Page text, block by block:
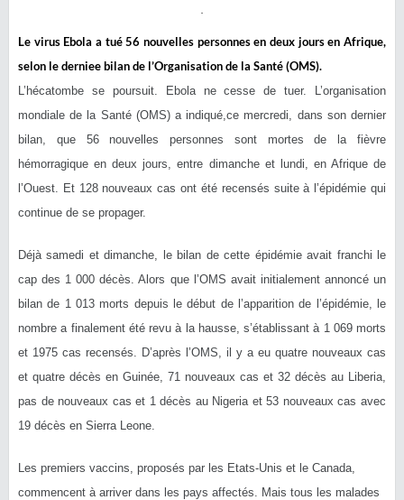
Le virus Ebola a tué 56 nouvelles personnes en deux jours en Afrique,
selon le derniee bilan de l’Organisation de la Santé (OMS).
L’hécatombe se poursuit. Ebola ne cesse de tuer. L’organisation
mondiale de la Santé (OMS) a indiqué,ce mercredi, dans son dernier
bilan, que 56 nouvelles personnes sont mortes de la fièvre
hémorragique en deux jours, entre dimanche et lundi, en Afrique de
l’Ouest. Et 128 nouveaux cas ont été recensés suite à l’épidémie qui
continue de se propager.
Déjà samedi et dimanche, le bilan de cette épidémie avait franchi le
cap des 1 000 décès. Alors que l’OMS avait initialement annoncé un
bilan de 1 013 morts depuis le début de l’apparition de l’épidémie, le
nombre a finalement été revu à la hausse, s’établissant à 1 069 morts
et 1975 cas recensés. D’après l’OMS, il y a eu quatre nouveaux cas
et quatre décès en Guinée, 71 nouveaux cas et 32 décès au Liberia,
pas de nouveaux cas et 1 décès au Nigeria et 53 nouveaux cas avec
19 décès en Sierra Leone.
Les premiers vaccins, proposés par les Etats-Unis et le Canada,
commencent à arriver dans les pays affectés. Mais tous les malades